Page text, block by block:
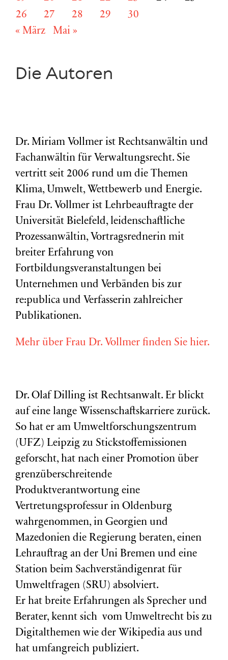
26
27 28 29
30
« März
Mai »
Die Autoren
Dr. Miriam Vollmer ist Rechtsanwältin und
Fachanwältin für Verwaltungsrecht. Sie
vertritt seit 2006 rund um die Themen
Klima, Umwelt, Wettbewerb und Energie.
Frau Dr. Vollmer ist Lehrbeauftragte der
Universität Bielefeld, leidenschaftliche
Prozessanwältin, Vortragsrednerin mit
breiter Erfahrung von
Fortbildungsveranstaltungen bei
Unternehmen und Verbänden bis zur
re:publica und Verfasserin zahlreicher
Publikationen.
Mehr über Frau Dr. Vollmer finden Sie hier.
Dr. Olaf Dilling ist Rechtsanwalt. Er blickt
auf eine lange Wissenschaftskarriere zurück.
So hat er am Umweltforschungszentrum
(UFZ) Leipzig zu Stickstoffemissionen
geforscht, hat nach einer Promotion über
grenzüberschreitende
Produktverantwortung eine
Vertretungsprofessur in Oldenburg
wahrgenommen, in Georgien und
Mazedonien die Regierung beraten, einen
Lehrauftrag an der Uni Bremen und eine
Station beim Sachverständigenrat für
Umweltfragen (SRU) absolviert.
Er hat breite Erfahrungen als Sprecher und
Berater, kennt sich vom Umweltrecht bis zu
Digitalthemen wie der Wikipedia aus und
hat umfangreich publiziert.